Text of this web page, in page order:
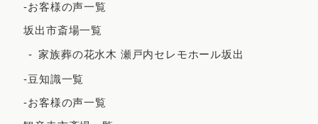
-お客様の声一覧
坂出市斎場一覧
家族葬の花水木 瀬戸内セレモホール坂出
-豆知識一覧
-お客様の声一覧